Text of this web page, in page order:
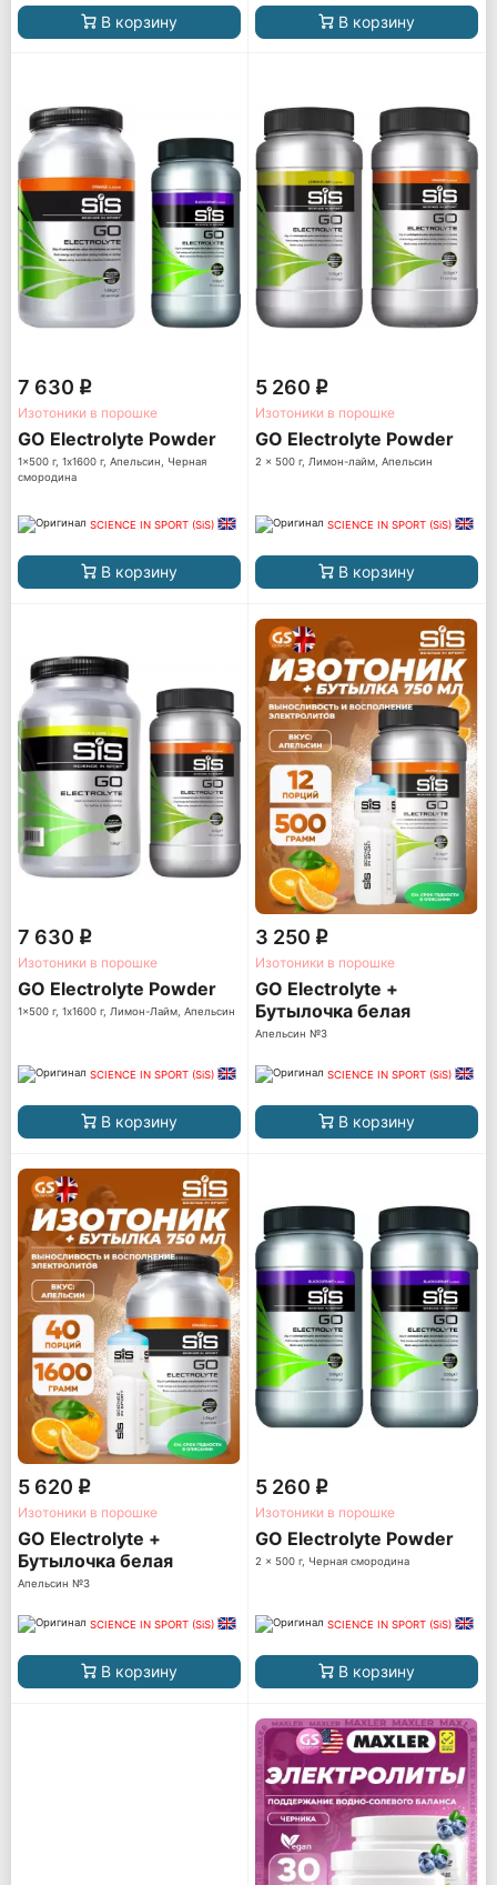
В корзину В корзину
7 630 q
Изотоники в порошке
GO Electrolyte Powder
1x500 г, 1x1600 г, Апельсин, Черная
смородина
SCIENCE IN SPORT (SiS)
В корзину
5 260 q
Изотоники в порошке
GO Electrolyte Powder
2 x 500 г, Лимон-лайм, Апельсин
SCIENCE IN SPORT (SiS)
В корзину
7 630 q
Изотоники в порошке
GO Electrolyte Powder
1x500 г, 1x1600 г, Лимон-Лайм, Апельсин
SCIENCE IN SPORT (SiS)
В корзину
3 250 q
Изотоники в порошке
GO Electrolyte +
Бутылочка белая
Апельсин №3
SCIENCE IN SPORT (SiS)
В корзину
5 620 q
Изотоники в порошке
GO Electrolyte +
Бутылочка белая
Апельсин №3
SCIENCE IN SPORT (SiS)
В корзину
5 260 q
Изотоники в порошке
GO Electrolyte Powder
2 x 500 г, Черная смородина
SCIENCE IN SPORT (SiS)
В корзину